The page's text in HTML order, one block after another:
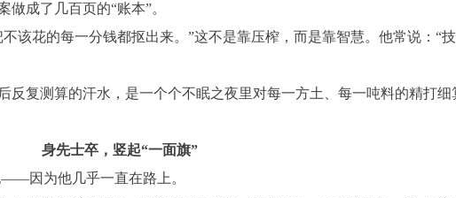
成了几百页的“账本”。
该花的每一分钱都抠出来。”这不是靠压榨，而是靠智慧。他常说：“
复测算的汗水，是一个个不眠之夜里对每一方土、每一吨料的精打细
身先士卒，竖起“一面旗”
因为他几乎一直在路上。